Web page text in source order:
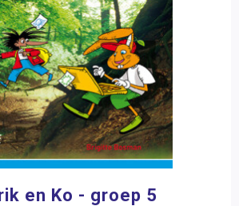
en Ko - groep 5